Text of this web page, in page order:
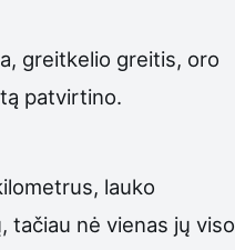
greitkelio greitis, oro
patvirtino.
lauko
nė vienas jų viso